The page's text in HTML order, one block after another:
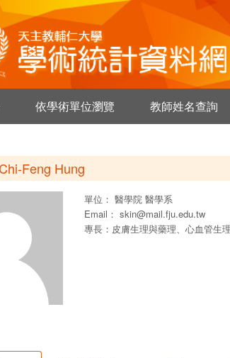
依學術單位瀏覽 教師姓名查詢
Feng Hung
單位： 醫學院 醫學系
Email： skin@mail.fju.edu.tw
專長：皮膚生理與藥理、心血管生